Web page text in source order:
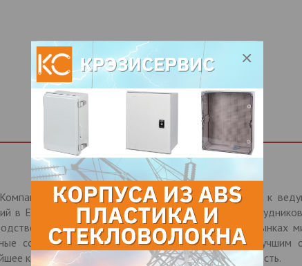
AFG Arbonia-Forster-Holding AG относится к
в Европе. В компании занято примерно 1350
площадки и представлена на многих рынках
сотрудники и четкие цели позволяют самым лучшим
качество, функциональность, комфорт и надежность.